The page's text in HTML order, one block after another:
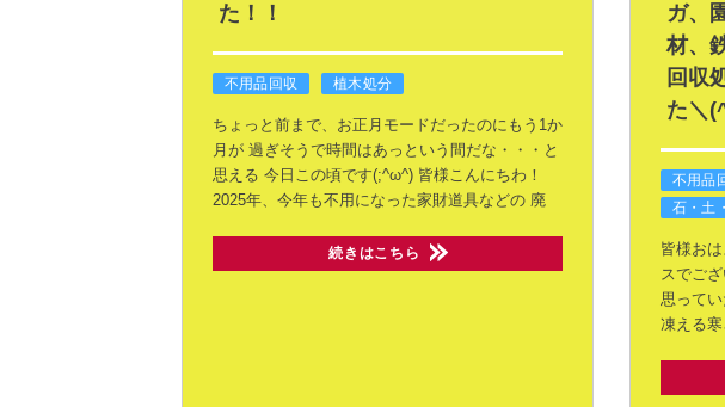
た！！
不用品回収 植木処分
ちょっと前まで、お正月モードだったのにもう1か
月が 過ぎそうで時間はあっという間だな・・・と
思える 今日この頃です(;^ω^) 皆様こんにちわ！
2025年、今年も不用になった家財道具などの 廃
続きはこちら
ガ、
材、
回収
た＼
不用品
石・土
皆様お
スでご
思って
凍える